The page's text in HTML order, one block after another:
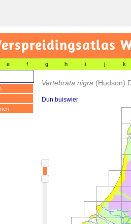
e f g h i j k
Vertebrata nigra (Hudson)
Dun buiswier